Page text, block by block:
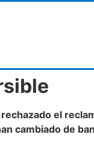
el
cambiado de